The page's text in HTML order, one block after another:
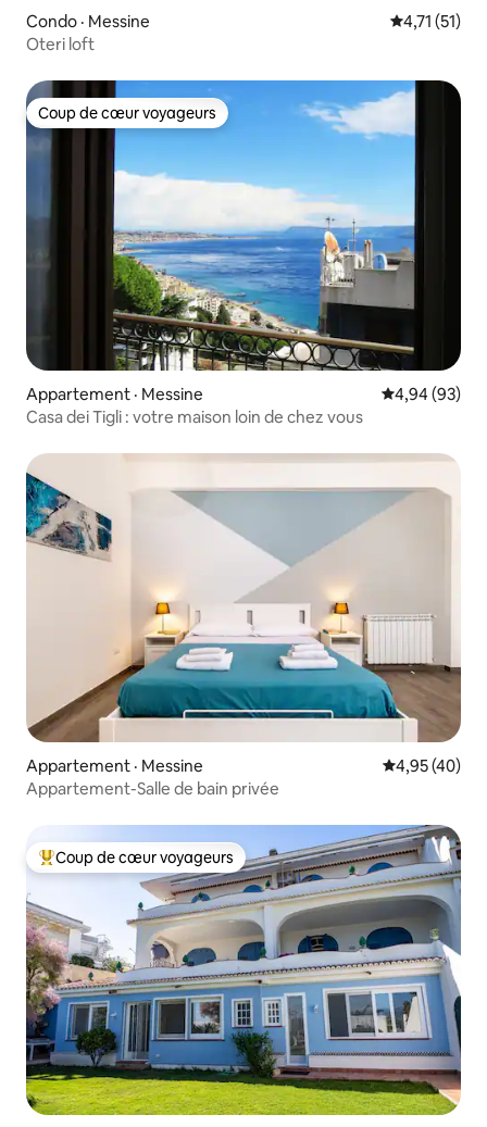
Condo · Messine Note
4,71 (51)
Oteri loft
Coup de cœur voyageurs
Coup de cœur voyageurs
Appartement · Messine Note
4,94 (93)
Casa dei Tigli : votre maison loin de chez vous
Appartement · Messine Note
4,95 (40)
Appartement-Salle de bain privée
Coup de cœur voyageurs parmi les plus aimés
Coup de cœur voyageurs